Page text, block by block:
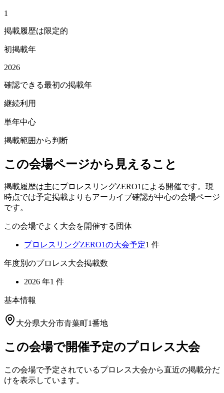
1
掲載履歴は限定的
初掲載年
2026
確認できる最初の掲載年
継続利用
単年中心
掲載範囲から判断
この会場ページから見えること
掲載履歴は主にプロレスリングZERO1による開催です。現
時点では予定掲載よりもアーカイブ確認が中心の会場ページ
です。
この会場でよく大会を開催する団体
プロレスリングZERO1の大会予定1 件
年度別のプロレス大会掲載数
2026 年1 件
基本情報
大分県大分市青葉町1番地
この会場で開催予定のプロレス大会
この会場で予定されているプロレス大会から直近の掲載分だ
けを表示しています。